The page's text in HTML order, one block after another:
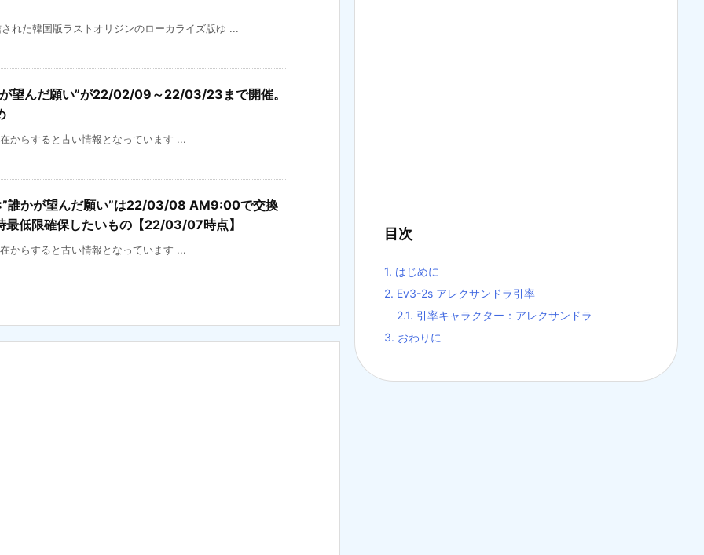
れた韓国版ラストオリジンのローカライズ版ゆ ...
が望んだ願い”が22/02/09～22/03/23まで開催。
からすると古い情報となっています ...
誰かが望んだ願い”は22/03/08 AM9:00で交換
最低限確保したいもの【22/03/07時点】
からすると古い情報となっています ...
目次
1. はじめに
2. Ev3-2s アレクサンドラ引率
2.1. 引率キャラクター：アレクサンドラ
3. おわりに